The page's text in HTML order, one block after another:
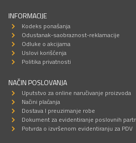
INFORMACIJE
Kodeks ponašanja
Odustanak-saobraznost-reklamacije
Odluke o akcijama
Uslovi korišćenja
Politika privatnosti
NAČIN POSLOVANJA
Uputstvo za online naručivanje proizvoda
Načini plaćanja
Dostava I preuzimanje robe
Dokument za evidentiranje poslovnih
Potvrda o izvršenom evidentiranju za PDV